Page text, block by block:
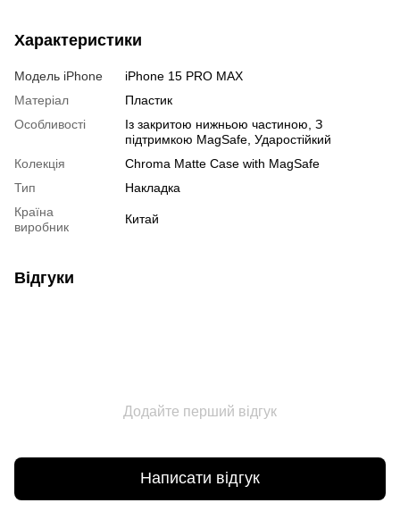
Характеристики
Модель iPhone
iPhone 15 PRO MAX
Матеріал
Пластик
Особливості
Із закритою нижньою частиною, З
підтримкою MagSafe, Ударостійкий
Колекція
Chroma Matte Case with MagSafe
Тип
Накладка
Країна
виробник
Китай
Відгуки
Додайте перший відгук
Написати відгук